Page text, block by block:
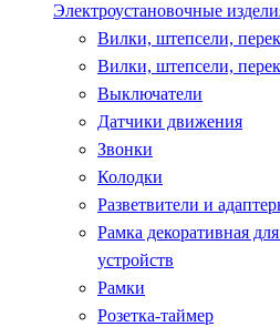
Электроустановочные
Вилки, штепсели,
Вилки, штепсели,
Выключатели
Датчики движения
Звонки
Колодки
Разветвители и
Рамка декоративная
устройств
Рамки
Розетка-таймер